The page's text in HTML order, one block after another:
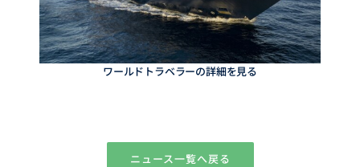
ワールドトラベラーの詳細を見る
ニュース一覧へ戻る